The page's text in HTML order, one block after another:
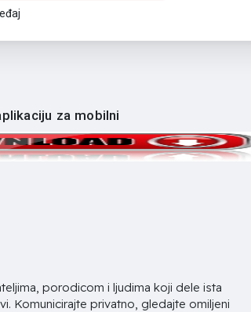
za mobilni
porodicom i ljudima koji dele ista
Komunicirajte privatno, gledajte omiljeni